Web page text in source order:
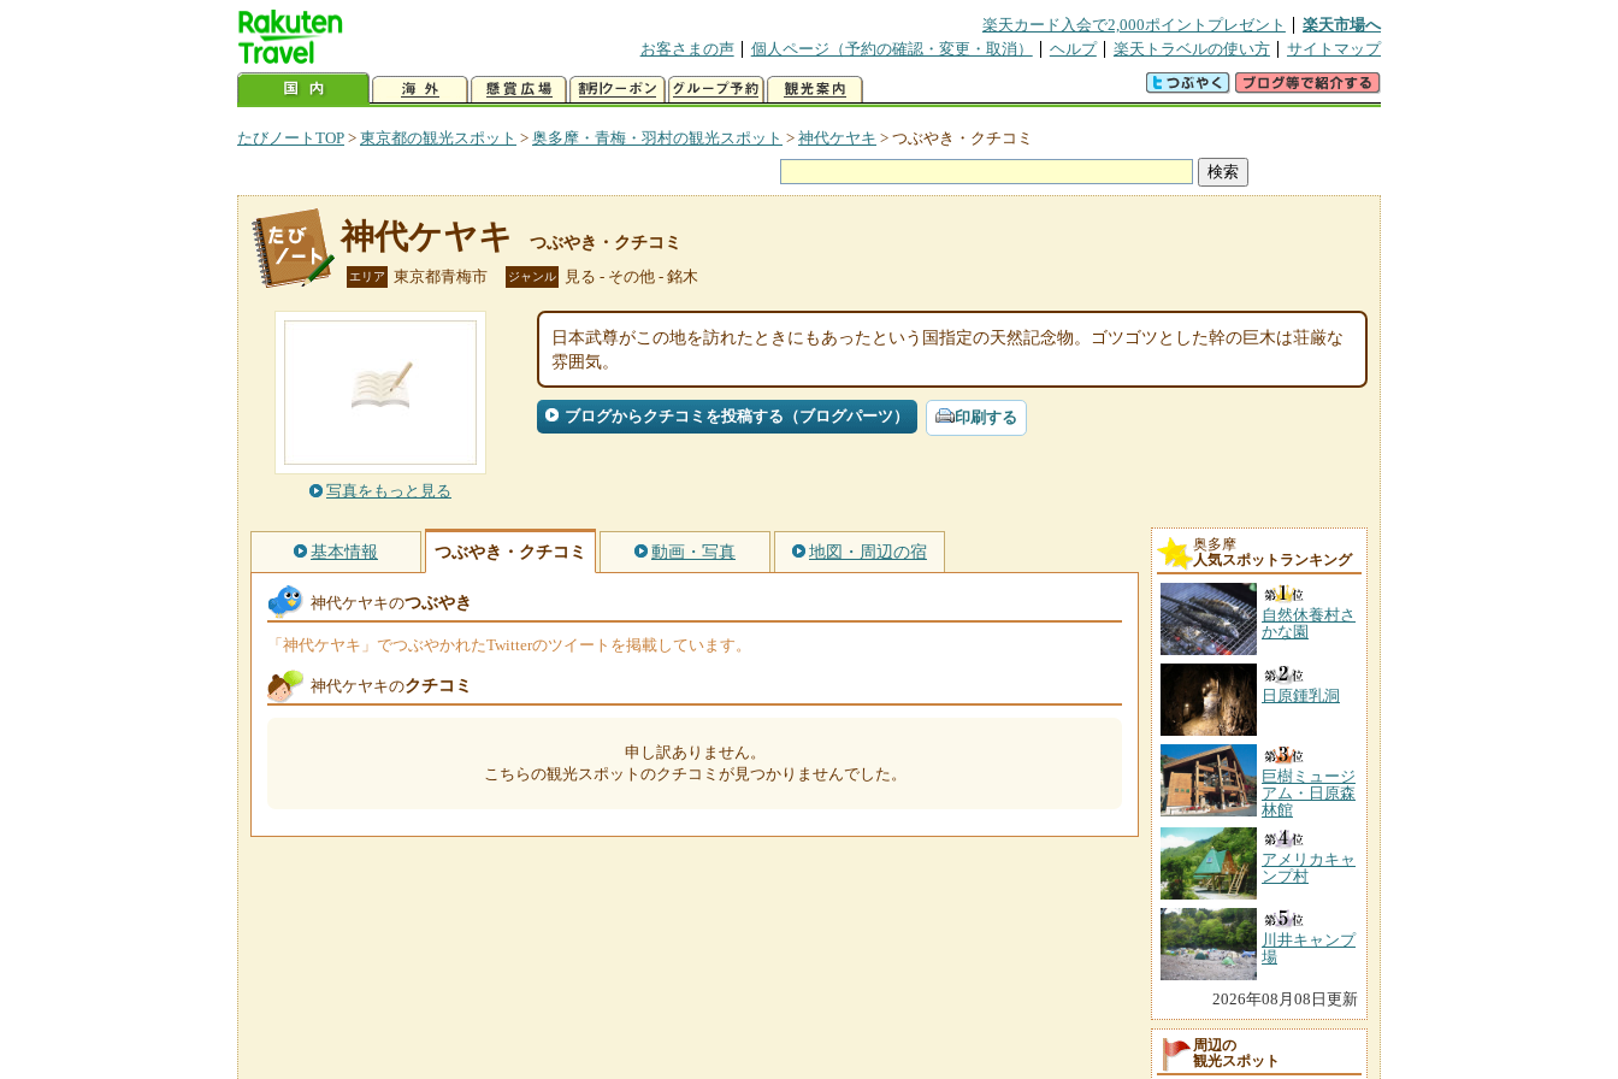
楽天カード入会で2,000ポイントプレゼント
楽天市場へ
お客さまの声
個人ページ（予約の確認・変更・取消） ヘルプ 楽天トラベルの使い方 サイトマップ
たびノートTOP > 東京都の観光スポット > 奥多摩・青梅・羽村の観光スポット > 神代ケヤキ > つぶやき・クチコミ
神代ケヤキ つぶやき・クチコミ
エリア 東京都青梅市 ジャンル 見る - その他 - 銘木
写真をもっと見る
日本武尊がこの地を訪れたときにもあったという国指定の天然記念物。ゴツゴツとした幹の巨木は荘厳な
雰囲気。
ブログからクチコミを投稿する（ブログパーツ） 印刷する
基本情報 つぶやき・クチコミ 動画・写真 地図・周辺の宿
神代ケヤキのつぶやき
「神代ケヤキ」でつぶやかれたTwitterのツイートを掲載しています。
神代ケヤキのクチコミ
申し訳ありません。
こちらの観光スポットのクチコミが見つかりませんでした。
奥多摩
人気スポットランキング
自然休養村さ
かな園
日原鍾乳洞
巨樹ミュージ
アム・日原森
林館
アメリカキャ
ンプ村
川井キャンプ
場
2026年08月08日更新
周辺の
観光スポット